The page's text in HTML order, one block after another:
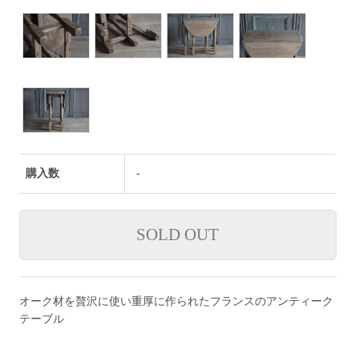
購入数 -
オーク材を贅沢に使い重厚に作られたフランスのアンティーク
テーブル